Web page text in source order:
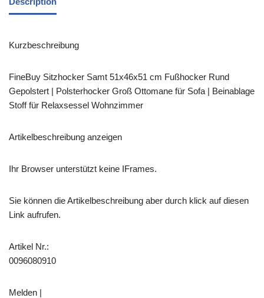
Kurzbeschreibung
FineBuy Sitzhocker Samt 51x46x51 cm Fußhocker Rund
Gepolstert | Polsterhocker Groß Ottomane für Sofa | Beinablage
Stoff für Relaxsessel Wohnzimmer
Artikelbeschreibung anzeigen
Ihr Browser unterstützt keine IFrames.
Sie können die Artikelbeschreibung aber durch klick auf diesen
Link aufrufen.
Artikel Nr.:
0096080910
Melden |